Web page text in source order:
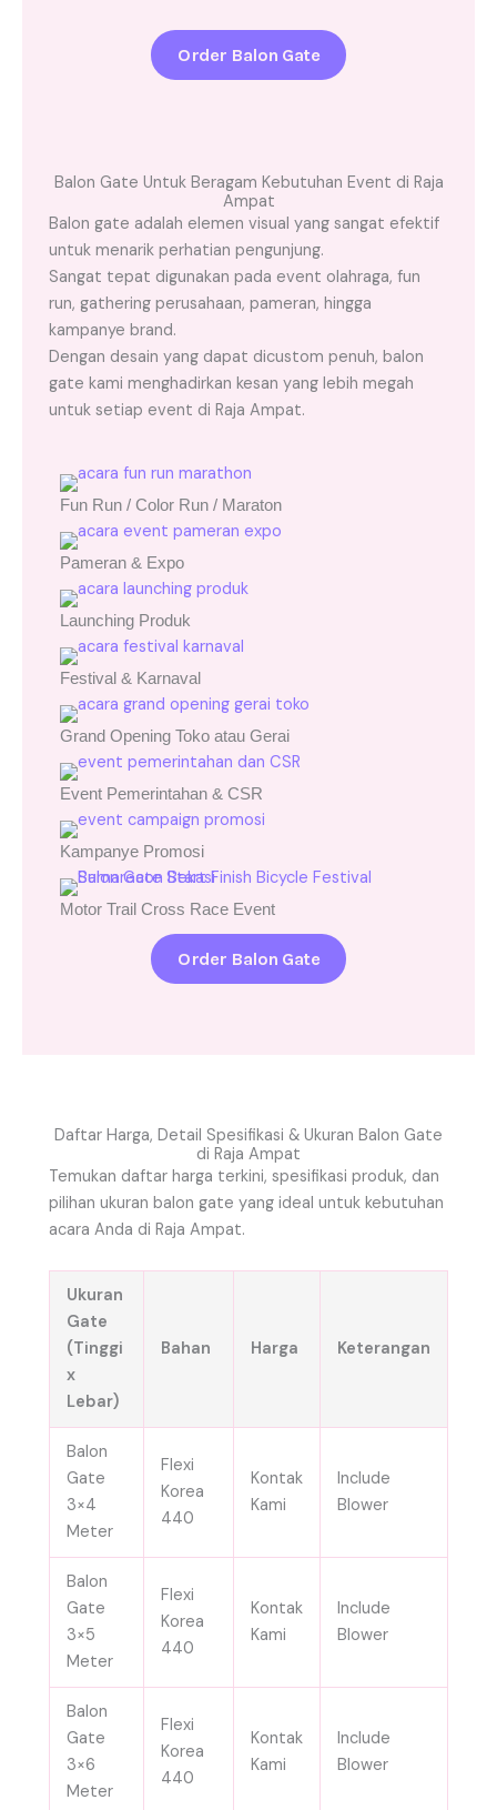
Order Balon Gate
Balon Gate Untuk Beragam Kebutuhan Event di Raja
Ampat
Balon gate adalah elemen visual yang sangat efektif
untuk menarik perhatian pengunjung.
Sangat tepat digunakan pada event olahraga, fun
run, gathering perusahaan, pameran, hingga
kampanye brand.
Dengan desain yang dapat dicustom penuh, balon
gate kami menghadirkan kesan yang lebih megah
untuk setiap event di Raja Ampat.
Fun Run / Color Run / Maraton
Pameran & Expo
Launching Produk
Festival & Karnaval
Grand Opening Toko atau Gerai
Event Pemerintahan & CSR
Kampanye Promosi
Motor Trail Cross Race Event
Order Balon Gate
Daftar Harga, Detail Spesifikasi & Ukuran Balon Gate
di Raja Ampat
Temukan daftar harga terkini, spesifikasi produk, dan
pilihan ukuran balon gate yang ideal untuk kebutuhan
acara Anda di Raja Ampat.
Ukuran
Gate
(Tinggi
x
Lebar)
Bahan Harga Keterangan
Balon
Gate
3×4
Meter
Flexi
Korea
440
Kontak
Kami
Include
Blower
Balon
Gate
3×5
Meter
Flexi
Korea
440
Kontak
Kami
Include
Blower
Balon
Gate
3×6
Meter
Flexi
Korea
440
Kontak
Kami
Include
Blower